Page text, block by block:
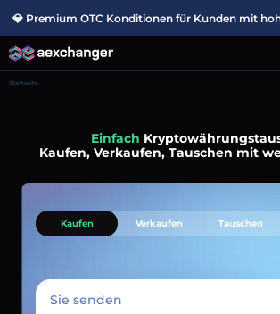
💎 Premium OTC Konditionen für Kunden mit
Startseite
Einfach
Kaufen, Verkaufen, Tauschen mit
Kaufen Verkaufen Tauschen
Sie senden